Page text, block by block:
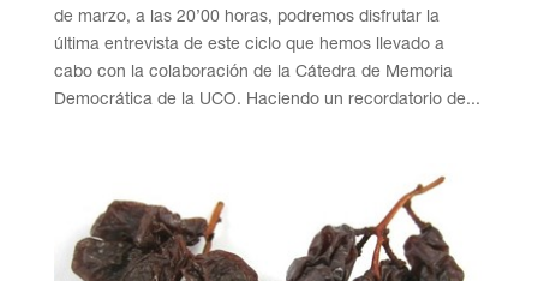
de marzo, a las 20’00 horas, podremos disfrutar la
última entrevista de este ciclo que hemos llevado a
cabo con la colaboración de la Cátedra de Memoria
Democrática de la UCO. Haciendo un recordatorio de...